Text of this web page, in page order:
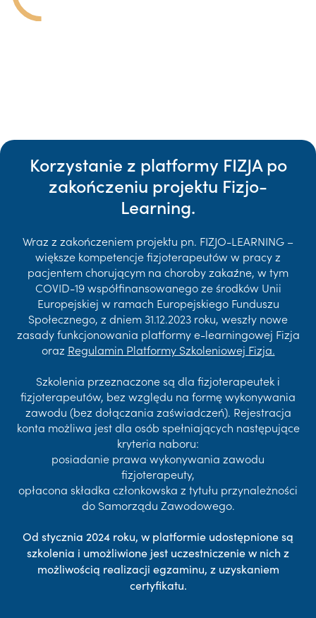
Korzystanie z platformy FIZJA po
zakończeniu projektu Fizjo-
Learning.
Wraz z zakończeniem projektu pn. FIZJO-LEARNING –
większe kompetencje fizjoterapeutów w pracy z
pacjentem chorującym na choroby zakaźne, w tym
COVID-19 współfinansowanego ze środków Unii
Europejskiej w ramach Europejskiego Funduszu
Społecznego, z dniem 31.12.2023 roku, weszły nowe
zasady funkcjonowania platformy e-learningowej Fizja
oraz Regulamin Platformy Szkoleniowej Fizja.
Szkolenia przeznaczone są dla fizjoterapeutek i
fizjoterapeutów, bez względu na formę wykonywania
zawodu (bez dołączania zaświadczeń). Rejestracja
konta możliwa jest dla osób spełniających następujące
kryteria naboru:
posiadanie prawa wykonywania zawodu
fizjoterapeuty,
opłacona składka członkowska z tytułu przynależności
do Samorządu Zawodowego.
Od stycznia 2024 roku, w platformie udostępnione są
szkolenia i umożliwione jest uczestniczenie w nich z
możliwością realizacji egzaminu, z uzyskaniem
certyfikatu.